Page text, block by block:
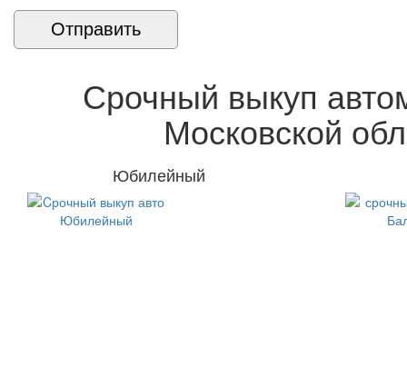
Срочный выкуп
Московской
Юбилейный